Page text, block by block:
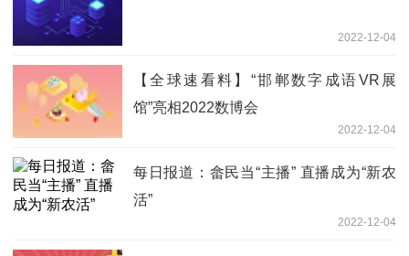
2022-12-04
【全球速看料】“邯郸数字成语VR展
馆”亮相2022数博会
2022-12-04
每日报道：畲民当“主播” 直播成为“新农
活”
2022-12-04